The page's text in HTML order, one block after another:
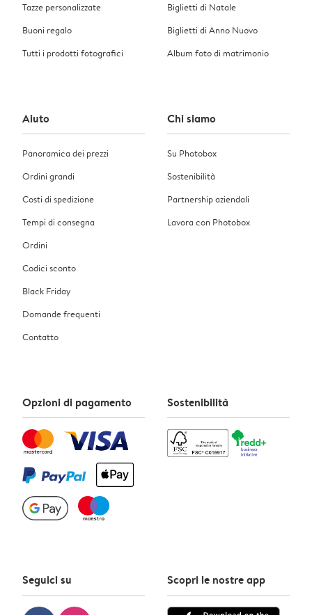
Tazze personalizzate
Buoni regalo
Tutti i prodotti fotografici
Biglietti di Natale
Biglietti di Anno Nuovo
Album foto di matrimonio
Aiuto
Panoramica dei prezzi
Ordini grandi
Costi di spedizione
Tempi di consegna
Ordini
Codici sconto
Black Friday
Domande frequenti
Contatto
Chi siamo
Su Photobox
Sostenibilità
Partnership aziendali
Lavora con Photobox
Opzioni di pagamento Sostenibilità
Seguici su Scopri le nostre app